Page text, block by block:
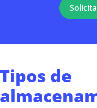
Tipos de